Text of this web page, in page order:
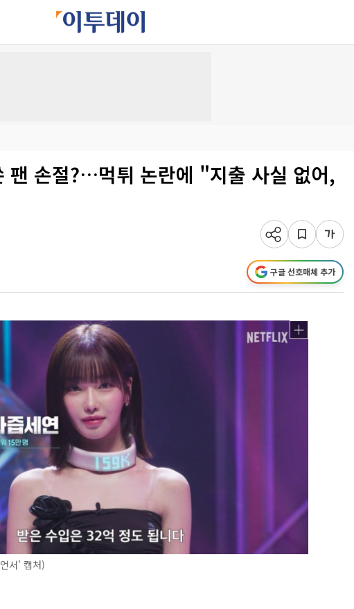
팬 손절?…먹튀 논란에 "지출 사실 없어,
구글 선호매체 추가
서' 캡처)